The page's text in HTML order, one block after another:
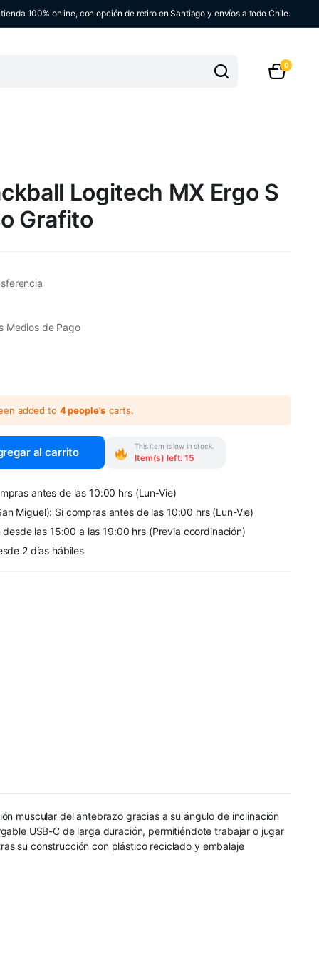
100% online, con opción de retiro en Santiago y envíos a todo Chile.
0
Logitech MX Ergo S
Grafito
Medios de Pago
added to 4 people's carts.
al carrito This item is low in stock.
Item(s) left: 15
antes de las 10:00 hrs (Lun-Vie)
Miguel): Si compras antes de las 10:00 hrs (Lun-Vie)
desde las 15:00 a las 19:00 hrs (Previa coordinación)
2 días hábiles
muscular del antebrazo gracias a su ángulo de inclinación
USB-C de larga duración, permitiéndote trabajar o jugar
su construcción con plástico reciclado y embalaje